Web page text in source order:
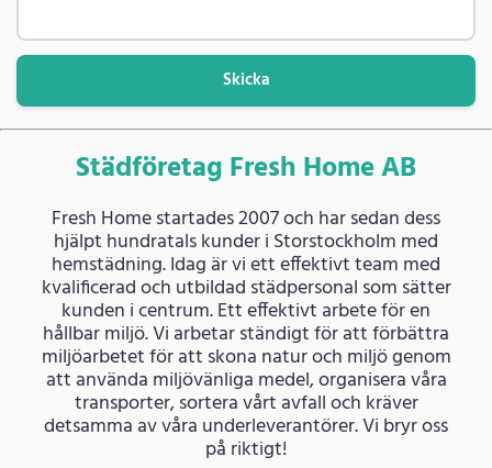
Skicka
Städföretag Fresh Home AB
Fresh Home startades 2007 och har sedan dess
hjälpt hundratals kunder i Storstockholm med
hemstädning. Idag är vi ett effektivt team med
kvalificerad och utbildad städpersonal som sätter
kunden i centrum. Ett effektivt arbete för en
hållbar miljö. Vi arbetar ständigt för att förbättra
miljöarbetet för att skona natur och miljö genom
att använda miljövänliga medel, organisera våra
transporter, sortera vårt avfall och kräver
detsamma av våra underleverantörer. Vi bryr oss
på riktigt!